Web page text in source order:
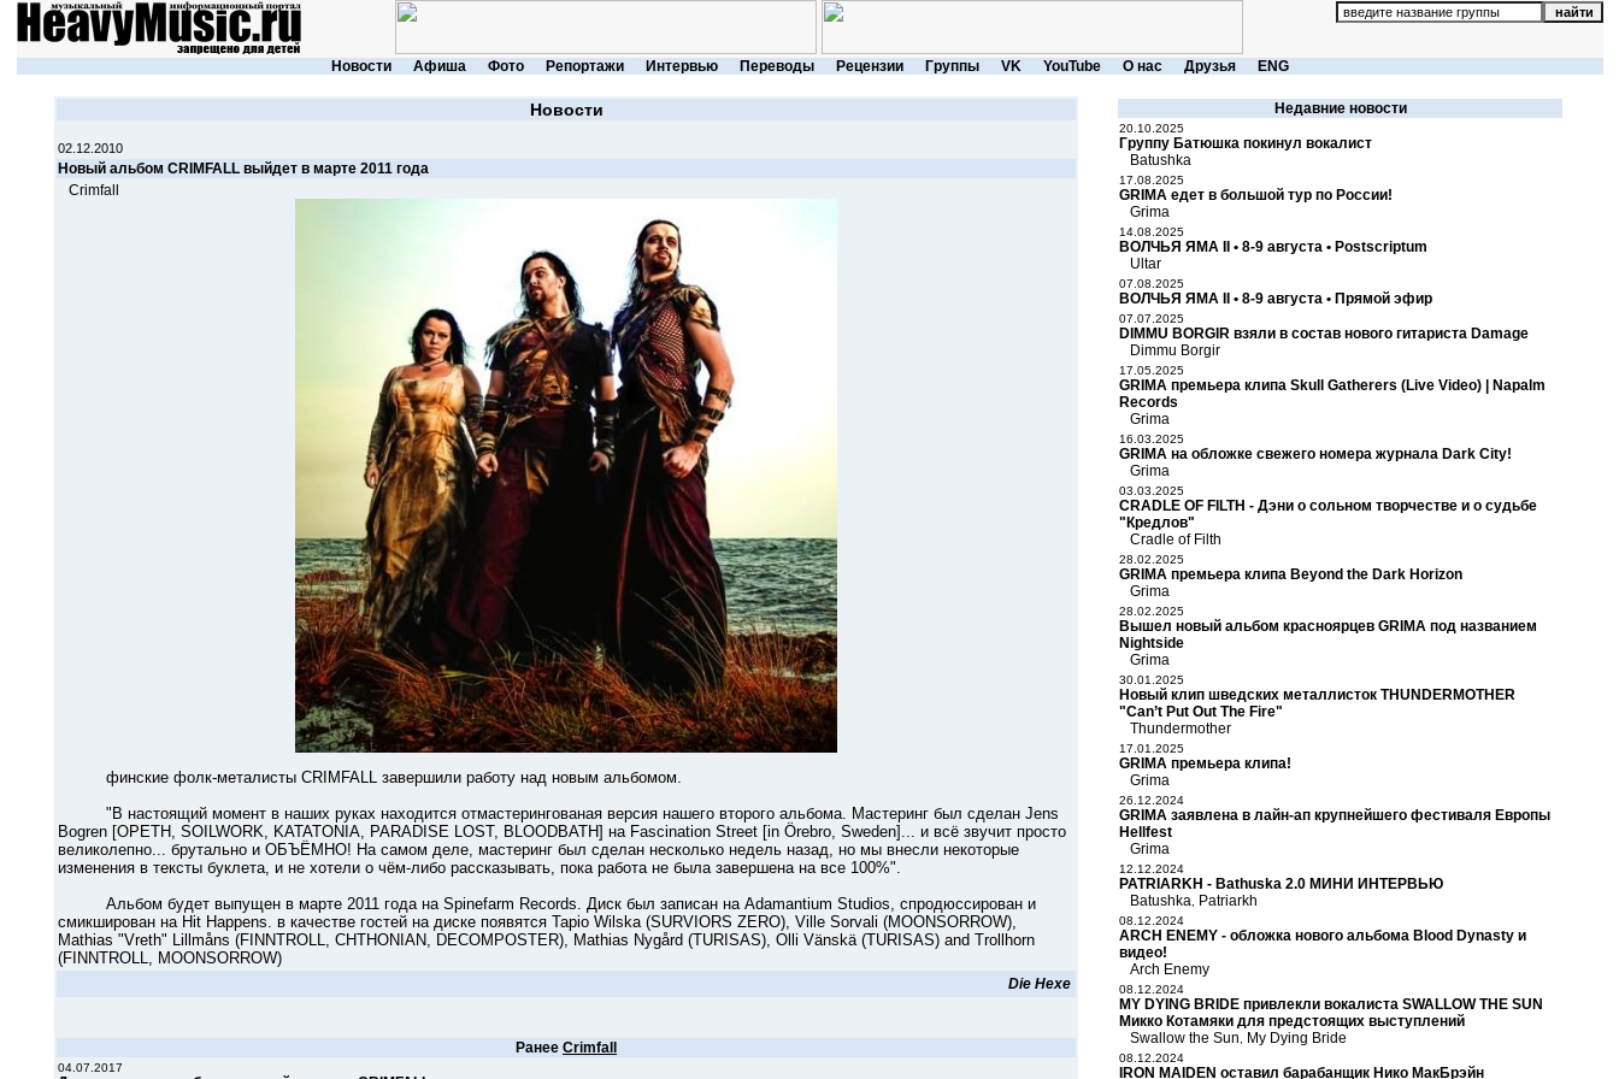
Новости Афиша Фото Репортажи Интервью Переводы Рецензии Группы VK YouTube О нас Друзья ENG
Новости
02.12.2010
Новый альбом CRIMFALL выйдет в марте 2011 года
Crimfall
финские фолк-металисты CRIMFALL завершили работу над новым альбомом.
"В настоящий момент в наших руках находится отмастерингованая версия нашего второго альбома. Мастеринг был сделан Jens
Bogren [OPETH, SOILWORK, KATATONIA, PARADISE LOST, BLOODBATH] на Fascination Street [in Örebro, Sweden]... и всё звучит просто
великолепно... брутально и ОБЪЁМНО! На самом деле, мастеринг был сделан несколько недель назад, но мы внесли некоторые
изменения в тексты буклета, и не хотели о чём-либо рассказывать, пока работа не была завершена на все 100%".
Альбом будет выпущен в марте 2011 года на Spinefarm Records. Диск был записан на Adamantium Studios, спродюссирован и
смикширован на Hit Happens. в качестве гостей на диске появятся Tapio Wilska (SURVIORS ZERO), Ville Sorvali (MOONSORROW),
Mathias "Vreth" Lillmåns (FINNTROLL, CHTHONIAN, DECOMPOSTER), Mathias Nygård (TURISAS), Olli Vänskä (TURISAS) and Trollhorn
(FINNTROLL, MOONSORROW)
Die Hexe
Ранее Crimfall
04.07.2017
Недавние новости
20.10.2025
Группу Батюшка покинул вокалист
Batushka
17.08.2025
GRIMA едет в большой тур по России!
Grima
14.08.2025
ВОЛЧЬЯ ЯМА II • 8-9 августа • Postscriptum
Ultar
07.08.2025
ВОЛЧЬЯ ЯМА II • 8-9 августа • Прямой эфир
07.07.2025
DIMMU BORGIR взяли в состав нового гитариста Damage
Dimmu Borgir
17.05.2025
GRIMA премьера клипа Skull Gatherers (Live Video) | Napalm
Records
Grima
16.03.2025
GRIMA на обложке свежего номера журнала Dark City!
Grima
03.03.2025
CRADLE OF FILTH - Дэни о сольном творчестве и о судьбе
"Кредлов"
Cradle of Filth
28.02.2025
GRIMA премьера клипа Beyond the Dark Horizon
Grima
28.02.2025
Вышел новый альбом красноярцев GRIMA под названием
Nightside
Grima
30.01.2025
Новый клип шведских металлисток THUNDERMOTHER
"Can’t Put Out The Fire"
Thundermother
17.01.2025
GRIMA премьера клипа!
Grima
26.12.2024
GRIMA заявлена в лайн-ап крупнейшего фестиваля Европы
Hellfest
Grima
12.12.2024
PATRIARKH - Bathuska 2.0 МИНИ ИНТЕРВЬЮ
Batushka Patriarkh
08.12.2024
ARCH ENEMY - обложка нового альбома Blood Dynasty и
видео!
Arch Enemy
08.12.2024
MY DYING BRIDE привлекли вокалиста SWALLOW THE SUN
Микко Котамяки для предстоящих выступлений
Swallow the Sun
My Dying Bride
08.12.2024
IRON MAIDEN оставил барабанщик Нико МакБрэйн